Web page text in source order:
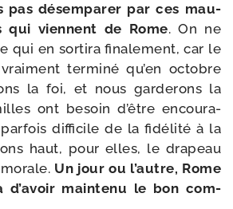
pas désem­pa­rer par ces mau­
qui viennent de Rome. On ne
qui en sor­ti­ra fina­le­ment, car le
ter­mi­né qu’en octobre
la foi, et nous gar­de­rons la
ont besoin d’être encou­ra­
dif­fi­cile de la fidé­li­té à la
haut, pour elles, le dra­peau
Un jour ou l’autre, Rome
d’a­voir main­te­nu le bon com­